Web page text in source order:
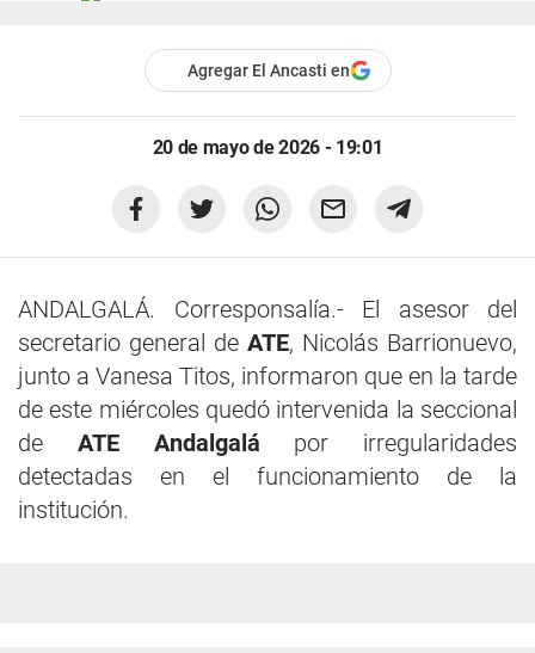
Agregar El Ancasti en
20 de mayo de 2026 - 19:01
ANDALGALÁ. Corresponsalía.- El asesor del
secretario general de ATE, Nicolás Barrionuevo,
junto a Vanesa Titos, informaron que en la tarde
de este miércoles quedó intervenida la seccional
de ATE Andalgalá por irregularidades
detectadas en el funcionamiento de la
institución.